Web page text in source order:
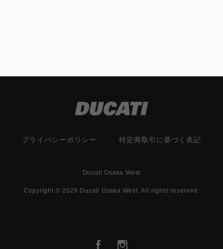
プライバシーポリシー 特定商取引に基づく表記
Ducati Osaka West
Copyright © 2026 Ducati Osaka West. All rights reserved.